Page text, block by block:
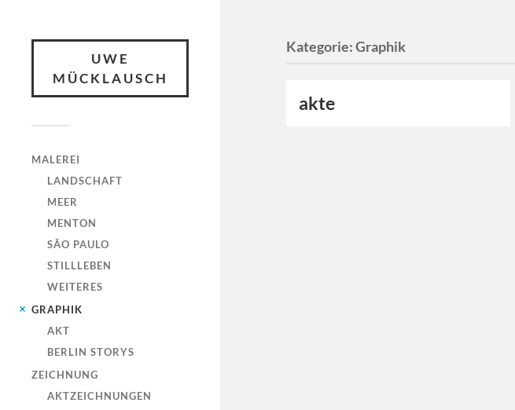
UWE
MÜCKLAUSCH
MALEREI
LANDSCHAFT
MEER
MENTON
SÃO PAULO
STILLLEBEN
WEITERES
GRAPHIK
AKT
BERLIN STORYS
ZEICHNUNG
AKTZEICHNUNGEN
Kategorie:Graphik
akte